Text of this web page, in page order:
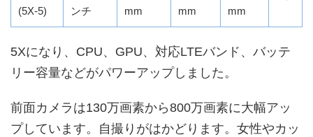
(5X-5)
ンチ
mm
mm
mm
5Xになり、CPU、GPU、対応LTEバンド、バッテ
リー容量などがパワーアップしました。
前面カメラは130万画素から800万画素に大幅アッ
プしています。自撮りがはかどります。女性やカッ